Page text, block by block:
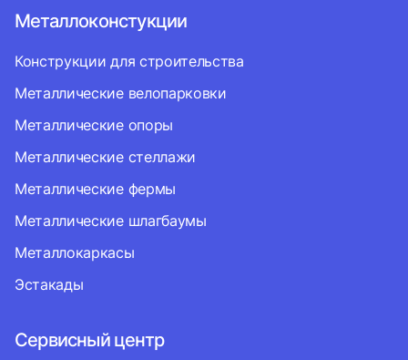
Металлоконстукции
Конструкции для строительства
Металлические велопарковки
Металлические опоры
Металлические стеллажи
Металлические фермы
Металлические шлагбаумы
Металлокаркасы
Эстакады
Сервисный центр